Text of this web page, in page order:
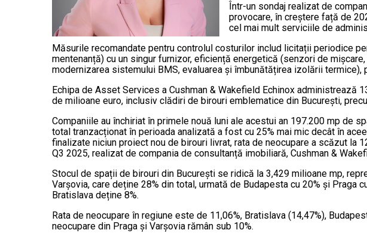
Într-un sondaj realizat de
provocare, în creștere față de
cel mai mult serviciile de
Măsurile recomandate pentru controlul costurilor includ licitații periodice
mentenanță) cu un singur furnizor, eficiență energetică (senzori de
modernizarea sistemului BMS, evaluarea și îmbunătățirea izolării
Echipa de Asset Services a Cushman & Wakefield Echinox
de milioane euro, inclusiv clădiri de birouri emblematice din București,
Companiile au închiriat în primele nouă luni ale acestui an 197.200 mp de
total tranzacționat în perioada analizată a fost cu 25% mai mic decât în
finalizate niciun proiect nou de birouri livrat, rata de neocupare a scăzut la
Q3 2025, realizat de compania de consultanță imobiliară, Cushman &
Stocul de spații de birouri din București se ridică la 3,429 milioane mp,
Varșovia, care deține 28% din total, urmată de Budapesta cu 20% și
Bratislava deține 8%.
Rata de neocupare în regiune este de 11,06%, Bratislava (14,47%),
neocupare din Praga și Varșovia rămân sub 10%.